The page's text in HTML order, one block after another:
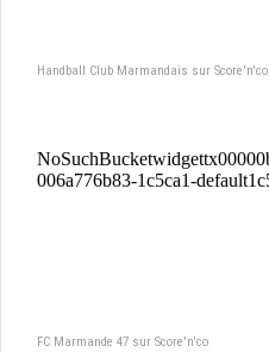
Handball Club Marmandais sur Score'n'co
FC Marmande 47 sur Score'n'co